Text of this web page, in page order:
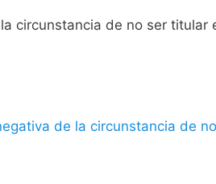
circunstancia de no ser
de la circunstancia de